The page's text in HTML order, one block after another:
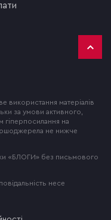
використання матеріалів
за умови активного,
гіперпосилання на
не нижче
«БЛОГИ» без письмового
несе